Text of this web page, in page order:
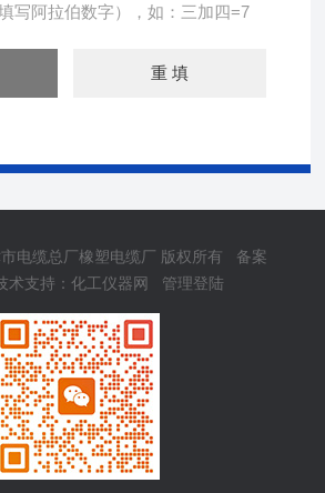
写阿拉伯数字），如：三加四=7
电缆总厂橡塑电缆厂 版权所有 备案
支持：化工仪器网 管理登陆